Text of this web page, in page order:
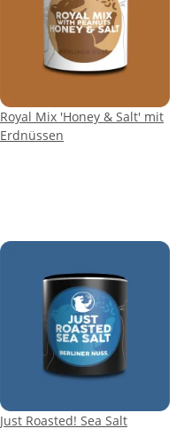
Royal Mix 'Honey & Salt' mit
Erdnüssen
Just Roasted! Sea Salt